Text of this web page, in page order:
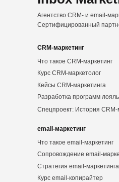
Агентство CRM- и email-
Сертифицированный
CRM-маркетинг
Что такое CRM-маркетинг
Курс CRM-маркетолог
Кейсы CRM-маркетинга
Разработка программ
Спецпроект: История CRM-
email-маркетинг
Что такое email-маркетинг
Сопровождение email-
Стратегия email-маркетинга
Курс email-копирайтер